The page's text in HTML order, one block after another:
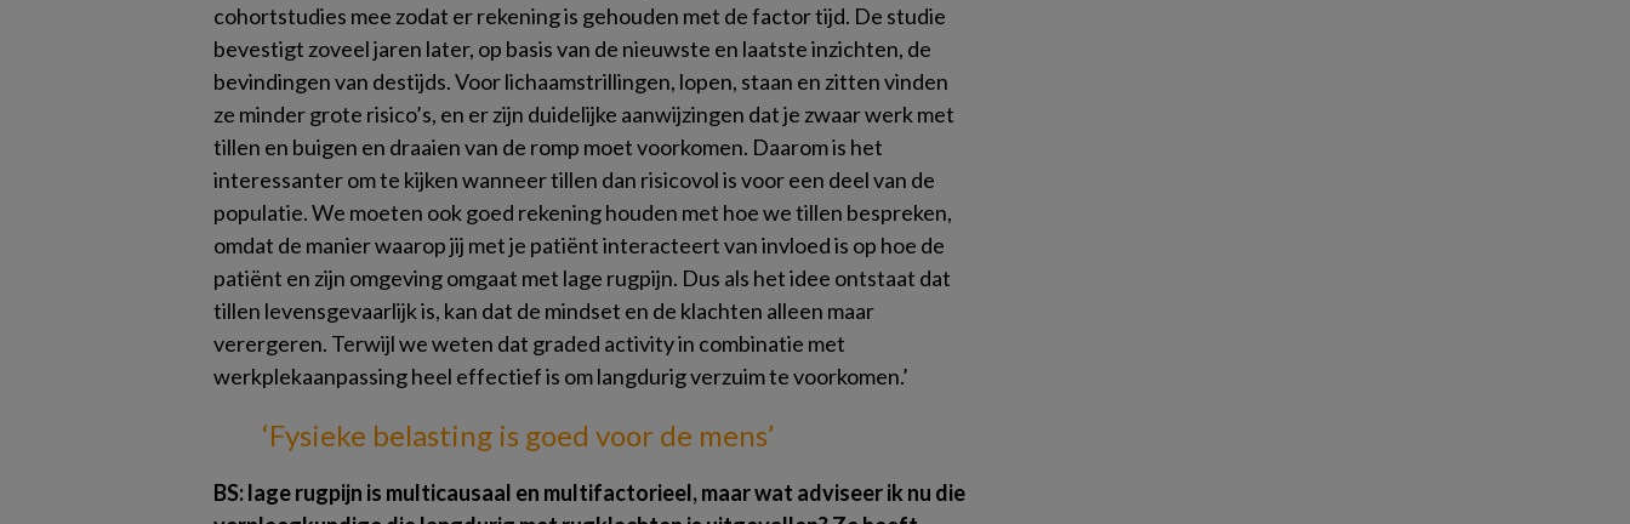
cohortstudies mee zodat er rekening is gehouden met de factor tijd. De studie
bevestigt zoveel jaren later, op basis van de nieuwste en laatste inzichten, de
bevindingen van destijds. Voor lichaamstrillingen, lopen, staan en zitten vinden
ze minder grote risico’s, en er zijn duidelijke aanwijzingen dat je zwaar werk met
tillen en buigen en draaien van de romp moet voorkomen. Daarom is het
interessanter om te kijken wanneer tillen dan risicovol is voor een deel van de
populatie. We moeten ook goed rekening houden met hoe we tillen bespreken,
omdat de manier waarop jij met je patiënt interacteert van invloed is op hoe de
patiënt en zijn omgeving omgaat met lage rugpijn. Dus als het idee ontstaat dat
tillen levensgevaarlijk is, kan dat de mindset en de klachten alleen maar
verergeren. Terwijl we weten dat graded activityin combinatie met
werkplekaanpassing heel effectief is om langdurig verzuim te voorkomen.’
‘Fysieke belasting is goed voor de mens’
BS: lage rugpijn is multicausaal en multifactorieel, maar wat adviseer ik nu die